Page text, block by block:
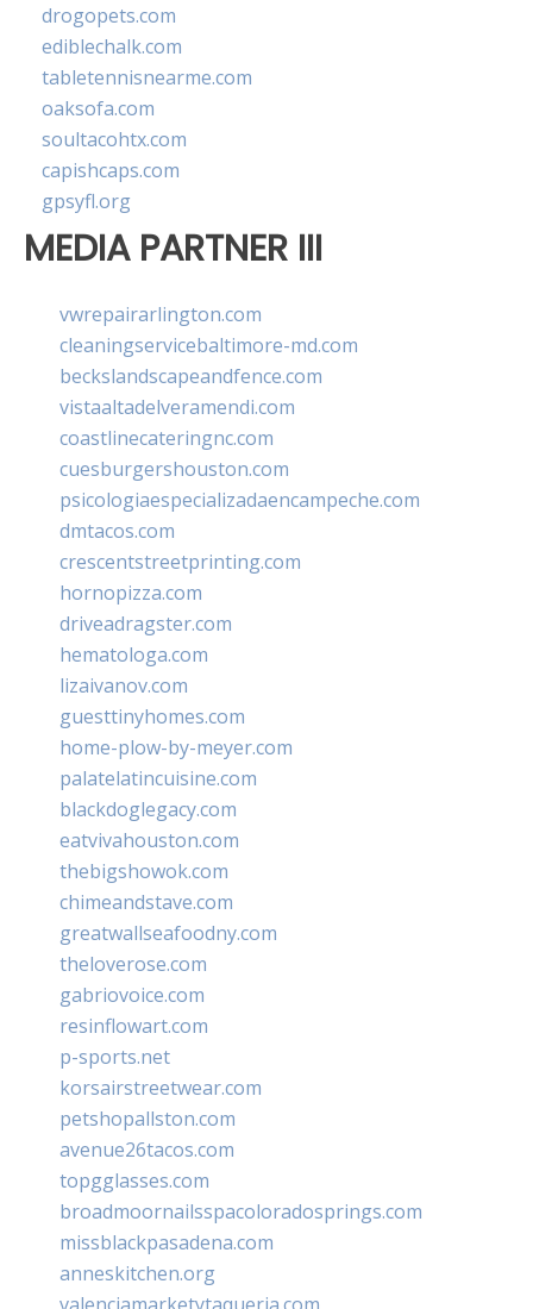
drogopets.com
ediblechalk.com
tabletennisnearme.com
oaksofa.com
soultacohtx.com
capishcaps.com
gpsyfl.org
MEDIA PARTNER III
vwrepairarlington.com
cleaningservicebaltimore-md.com
beckslandscapeandfence.com
vistaaltadelveramendi.com
coastlinecateringnc.com
cuesburgershouston.com
psicologiaespecializadaencampeche.com
dmtacos.com
crescentstreetprinting.com
hornopizza.com
driveadragster.com
hematologa.com
lizaivanov.com
guesttinyhomes.com
home-plow-by-meyer.com
palatelatincuisine.com
blackdoglegacy.com
eatvivahouston.com
thebigshowok.com
chimeandstave.com
greatwallseafoodny.com
theloverose.com
gabriovoice.com
resinflowart.com
p-sports.net
korsairstreetwear.com
petshopallston.com
avenue26tacos.com
topgglasses.com
broadmoornailsspacoloradosprings.com
missblackpasadena.com
anneskitchen.org